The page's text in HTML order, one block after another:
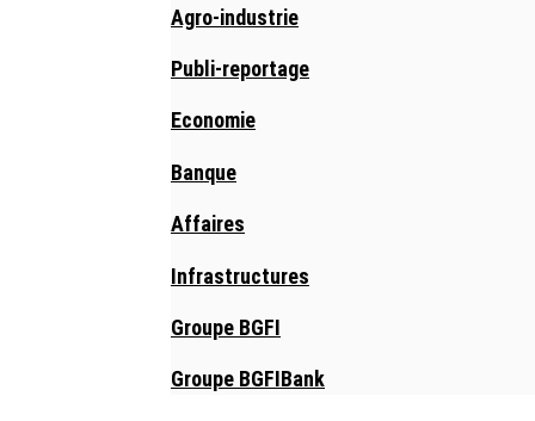
Agro-industrie
Publi-reportage
Economie
Banque
Affaires
Infrastructures
Groupe BGFI
Groupe BGFIBank